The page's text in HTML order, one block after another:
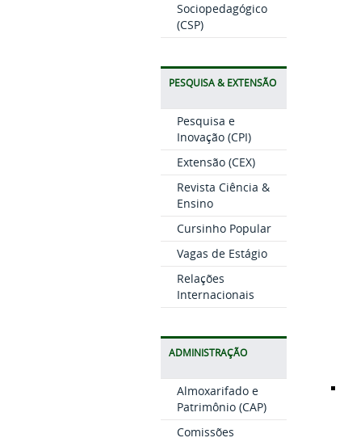
Sociopedagógico
(CSP)
PESQUISA & EXTENSÃO
Pesquisa e
Inovação (CPI)
Extensão (CEX)
Revista Ciência &
Ensino
Cursinho Popular
Vagas de Estágio
Relações
Internacionais
ADMINISTRAÇÃO
Almoxarifado e
Patrimônio (CAP)
Comissões